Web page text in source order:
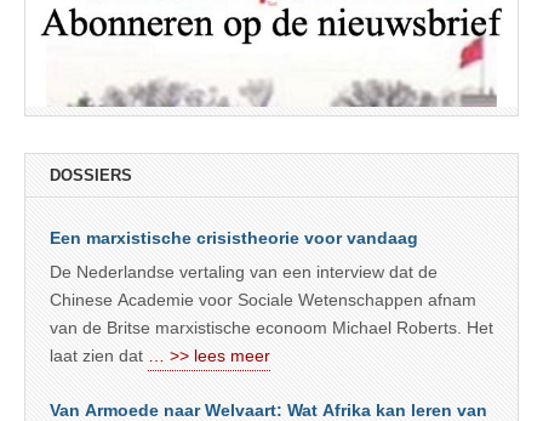
DOSSIERS
Een marxistische crisistheorie voor vandaag
De Nederlandse vertaling van een interview dat de
Chinese Academie voor Sociale Wetenschappen afnam
van de Britse marxistische econoom Michael Roberts. Het
laat zien dat
… >> lees meer
Van Armoede naar Welvaart: Wat Afrika kan leren van